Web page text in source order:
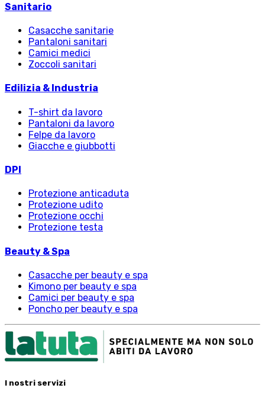
Sanitario
Casacche sanitarie
Pantaloni sanitari
Camici medici
Zoccoli sanitari
Edilizia & Industria
T-shirt da lavoro
Pantaloni da lavoro
Felpe da lavoro
Giacche e giubbotti
DPI
Protezione anticaduta
Protezione udito
Protezione occhi
Protezione testa
Beauty & Spa
Casacche per beauty e spa
Kimono per beauty e spa
Camici per beauty e spa
Poncho per beauty e spa
I nostri servizi